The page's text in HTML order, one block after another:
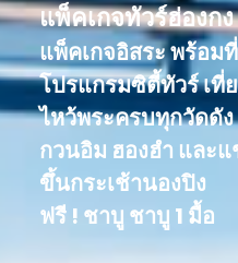
แพ็คเกจทัวร์ฮ่องก
แพ็คเกจอิสระ พร้อม
โปรแกรมซิตี้ทัวร์ เที่
ไหว้พระครบทุกวัดดั
กวนอิม ฮองฮำ และ
ขึ้นกระเช้านองปิง
ฟรี ! ชาบู ชาบู 1 มื้อ